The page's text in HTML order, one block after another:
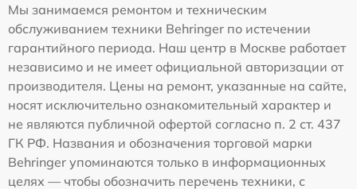
Мы занимаемся ремонтом и техническим
обслуживанием техники Behringer по истечении
гарантийного периода. Наш центр в Москве работает
независимо и не имеет официальной авторизации от
производителя. Цены на ремонт, указанные на сайте,
носят исключительно ознакомительный характер и
не являются публичной офертой согласно п. 2 ст. 437
ГК РФ. Названия и обозначения торговой марки
Behringer упоминаются только в информационных
целях — чтобы обозначить перечень техники, с